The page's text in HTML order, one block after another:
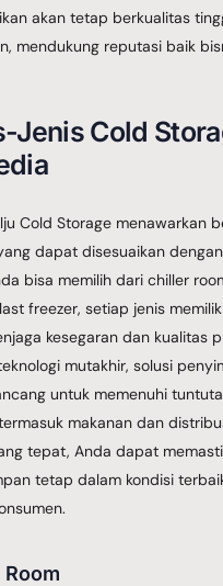
akan tetap berkualitas
mendukung reputasi baik
Jenis Cold
Cold Storage menawarkan
dapat disesuaikan
bisa memilih dari chiller
freezer, setiap jenis
kesegaran dan kualitas
mutakhir, solusi
untuk memenuhi
makanan dan
tepat, Anda dapat
tetap dalam kondisi